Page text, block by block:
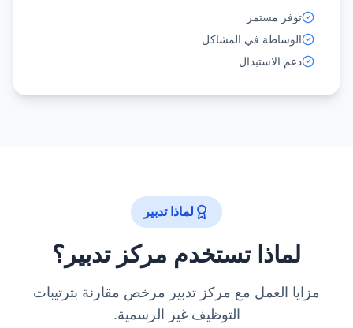
توفر مستمر
الوساطة في المشاكل
دعم الاستبدال
لماذا تدبير
لماذا تستخدم مركز تدبير؟
مزايا العمل مع مركز تدبير مرخص مقارنة بترتيبات
التوظيف غير الرسمية.